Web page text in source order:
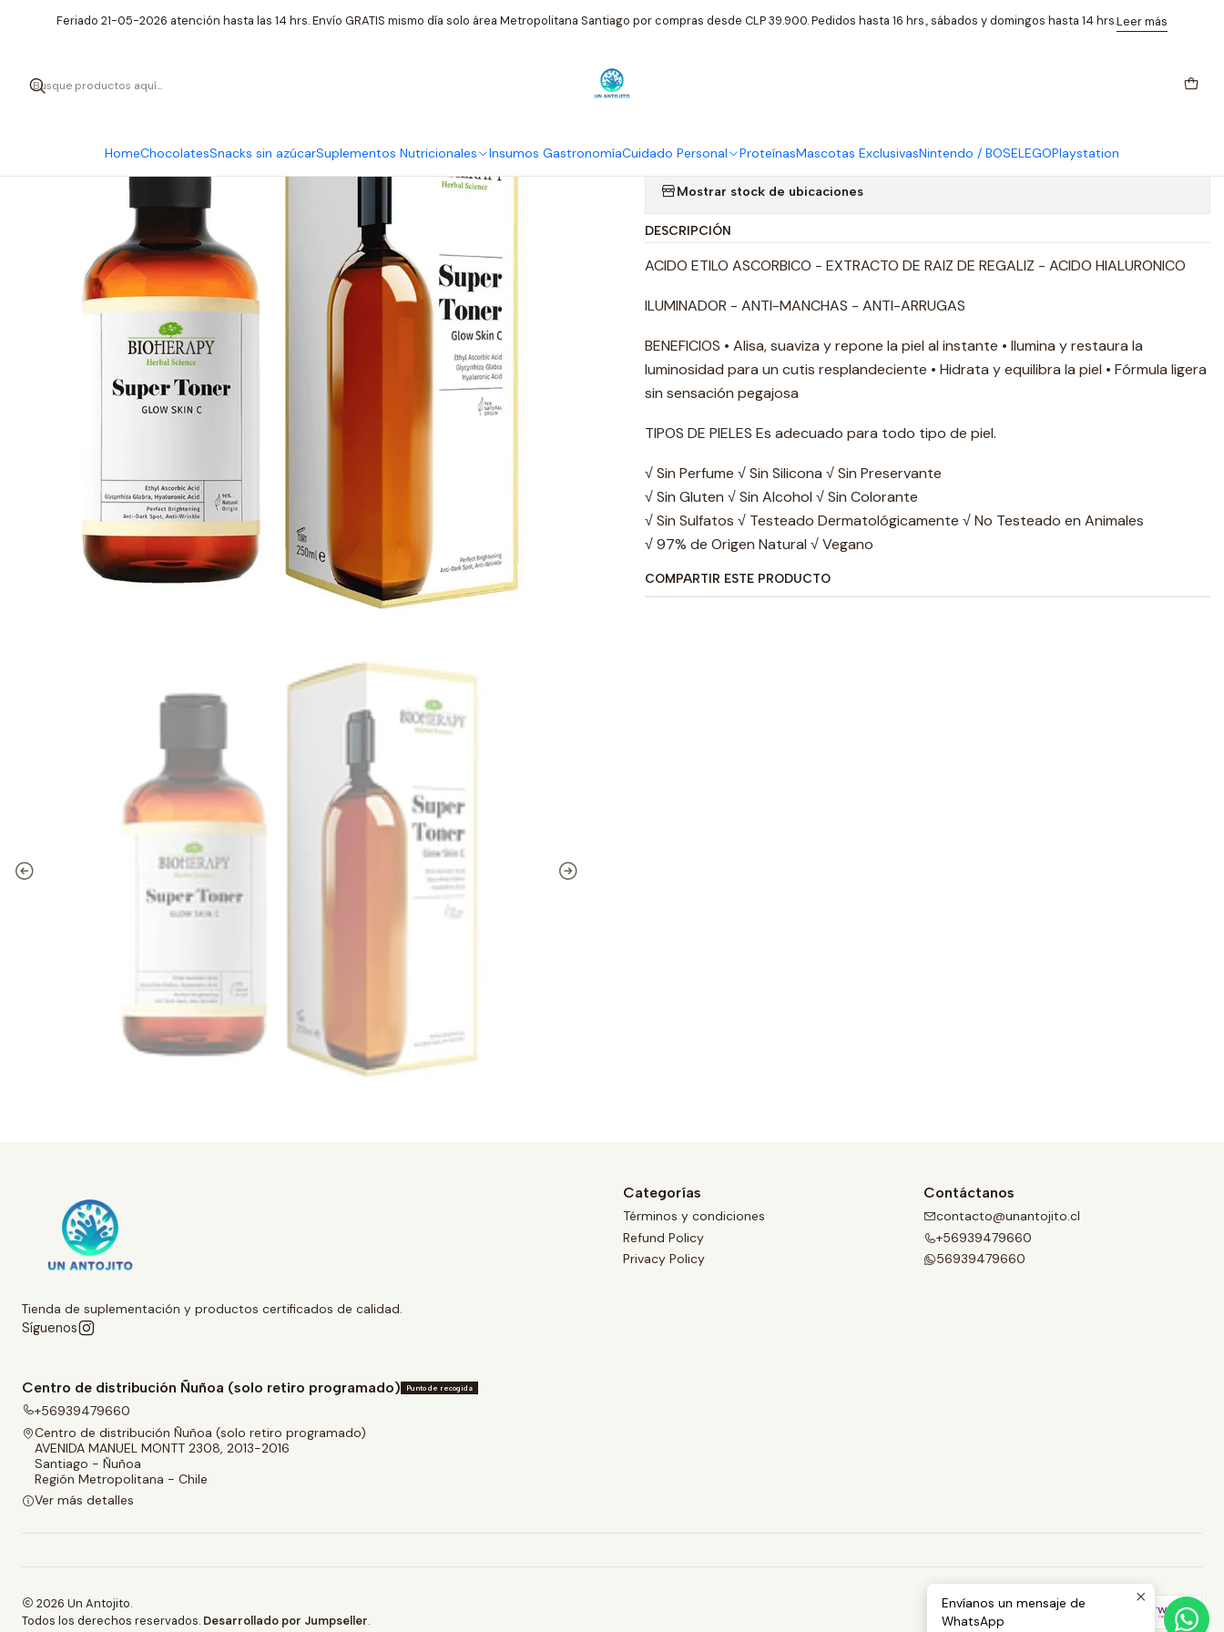
HomeChocolatesSnacks sin azúcarSuplementos Nutricionales Insumos GastronomíaCuidado Personal ProteínasMascotas ExclusivasNintendo / BOSELEGOPlaystation
Feriado 21-05-2026 atención hasta las 14 hrs. Envío GRATIS mismo día solo área Metropolitana Santiago por compras desde CLP 39.900. Pedidos hasta 16 hrs., sábados y domingos hasta 14 hrs.Leer más
Inicio Cuidado Personal Bioherapy Tónico Bioherapy Iluminador Super Toner Glow Skin 250ml
Mostrar stock de ubicaciones
DESCRIPCIÓN
ACIDO ETILO ASCORBICO - EXTRACTO DE RAIZ DE REGALIZ - ACIDO HIALURONICO
ILUMINADOR - ANTI-MANCHAS - ANTI-ARRUGAS
BENEFICIOS • Alisa, suaviza y repone la piel al instante • Ilumina y restaura la
luminosidad para un cutis resplandeciente • Hidrata y equilibra la piel • Fórmula ligera
sin sensación pegajosa
TIPOS DE PIELES Es adecuado para todo tipo de piel.
√ Sin Perfume √ Sin Silicona √ Sin Preservante
√ Sin Gluten √ Sin Alcohol √ Sin Colorante
√ Sin Sulfatos √ Testeado Dermatológicamente √ No Testeado en Animales
√ 97% de Origen Natural √ Vegano
COMPARTIR ESTE PRODUCTO
Tienda de suplementación y productos certificados de calidad.
Síguenos
Categorías
Términos y condiciones
Refund Policy
Privacy Policy
Contáctanos
contacto@unantojito.cl
+56939479660
56939479660
Centro de distribución Ñuñoa (solo retiro programado) Punto de recogida
+56939479660
Centro de distribución Ñuñoa (solo retiro programado)
AVENIDA MANUEL MONTT 2308, 2013-2016
Santiago - Ñuñoa
Región Metropolitana - Chile
Ver más detalles
2026 Un Antojito.
Todos los derechos reservados. Desarrollado por Jumpseller.
Envíanos un mensaje de
WhatsApp